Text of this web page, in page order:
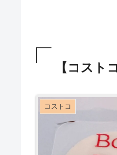
【コスト
コストコ